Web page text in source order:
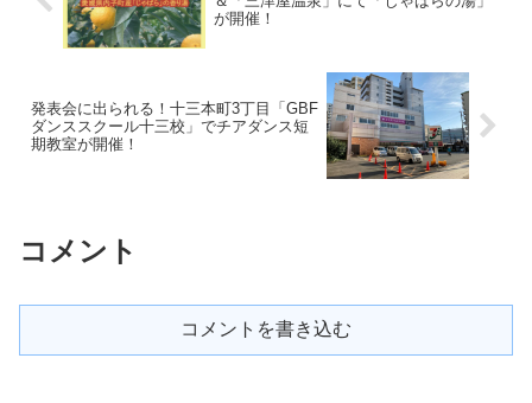
が開催！
発表会に出られる！十三本町3丁目「GBF
ダンススクール十三校」でチアダンス短
期教室が開催！
コメント
コメントを書き込む